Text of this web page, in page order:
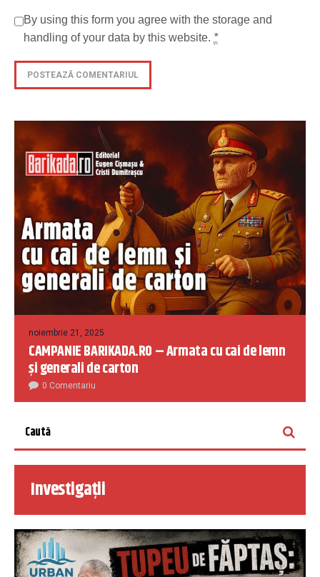
By using this form you agree with the storage and
handling of your data by this website. *
noiembrie 21, 2025
CAMPANIE BARIKADA.RO – Armata cu cai de lemn
și generali de carton
0 Comentariu
Investigații